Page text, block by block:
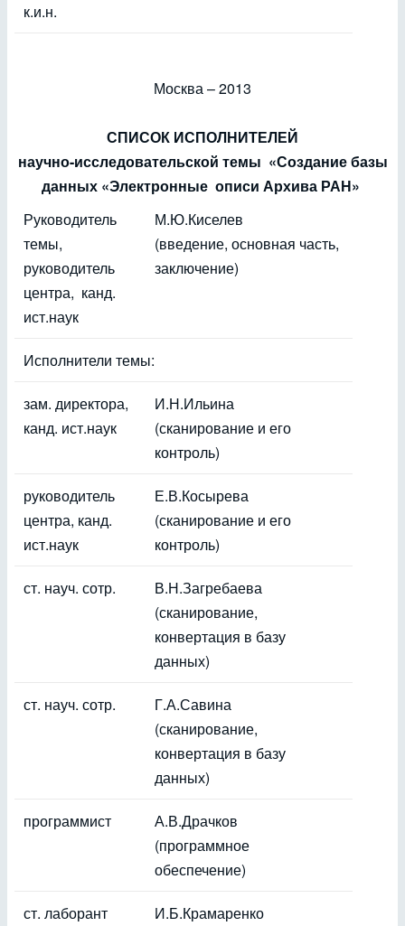
к.и.н.
Москва – 2013
СПИСОК ИСПОЛНИТЕЛЕЙ
научно-исследовательской темы «Создание базы
данных «Электронные описи Архива РАН»
Руководитель
темы,
руководитель
центра, канд.
ист.наук
М.Ю.Киселев
(введение, основная часть,
заключение)
Исполнители темы:
зам. директора,
канд. ист.наук
И.Н.Ильина
(сканирование и его
контроль)
руководитель
центра, канд.
ист.наук
Е.В.Косырева
(сканирование и его
контроль)
ст. науч. сотр.
В.Н.Загребаева
(сканирование,
конвертация в базу
данных)
ст. науч. сотр.
Г.А.Савина
(сканирование,
конвертация в базу
данных)
программист
А.В.Драчков
(программное
обеспечение)
ст. лаборант
И.Б.Крамаренко